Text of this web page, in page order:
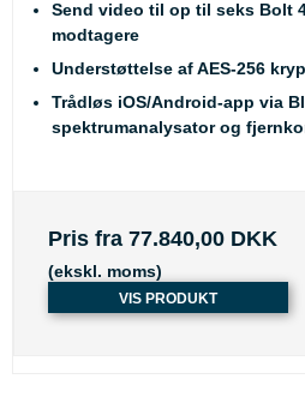
Send video til op til seks Bolt
modtagere
Understøttelse af AES-256
Trådløs iOS/Android-app via
spektrumanalysator og
Pris fra 77.840,00 DKK
(ekskl. moms)
VIS PRODUKT